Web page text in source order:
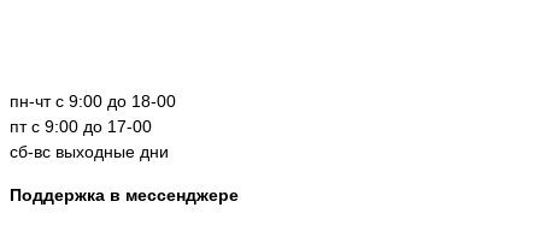
пн-чт с 9:00 до 18-00
пт с 9:00 до 17-00
сб-вс выходные дни
Поддержка в мессенджере